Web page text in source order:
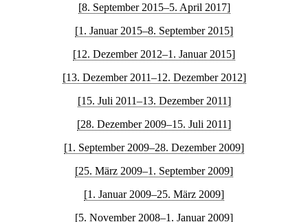
[8. September 2015–5. April 2017]
[1. Januar 2015–8. September 2015]
[12. Dezember 2012–1. Januar 2015]
[13. Dezember 2011–12. Dezember 2012]
[15. Juli 2011–13. Dezember 2011]
[28. Dezember 2009–15. Juli 2011]
[1. September 2009–28. Dezember 2009]
[25. März 2009–1. September 2009]
[1. Januar 2009–25. März 2009]
[5. November 2008–1. Januar 2009]